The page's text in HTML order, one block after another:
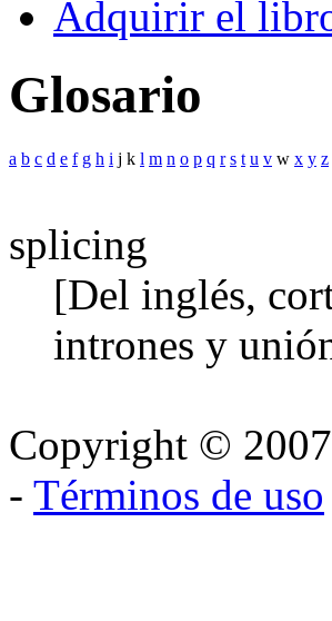
Adquirir el
Glosario
a b c d e f g h i j k l m n o p q r s t u v w x y z
splicing
[Del inglés,
intrones y
Copyright © 2007
- Términos de uso